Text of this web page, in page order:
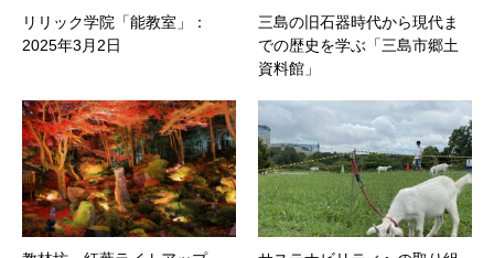
リリック学院「能教室」：
2025年3月2日
三島の旧石器時代から現代ま
での歴史を学ぶ「三島市郷土
資料館」